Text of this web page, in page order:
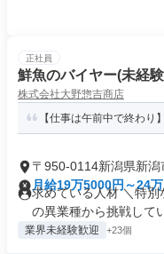
正社員
鮮魚のバイヤー(未経
株式会社大野惣吉商店
【仕事は午前中で終わ
〒950-0114新潟県新潟
月給19万5000円～24
求めている人材 ＼特別
の異業種から挑戦して
業界未経験歓迎 +23個